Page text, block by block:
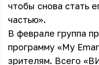
чтобы снова стать
частью».
В феврале группа
программу «My
зрителям. Всего